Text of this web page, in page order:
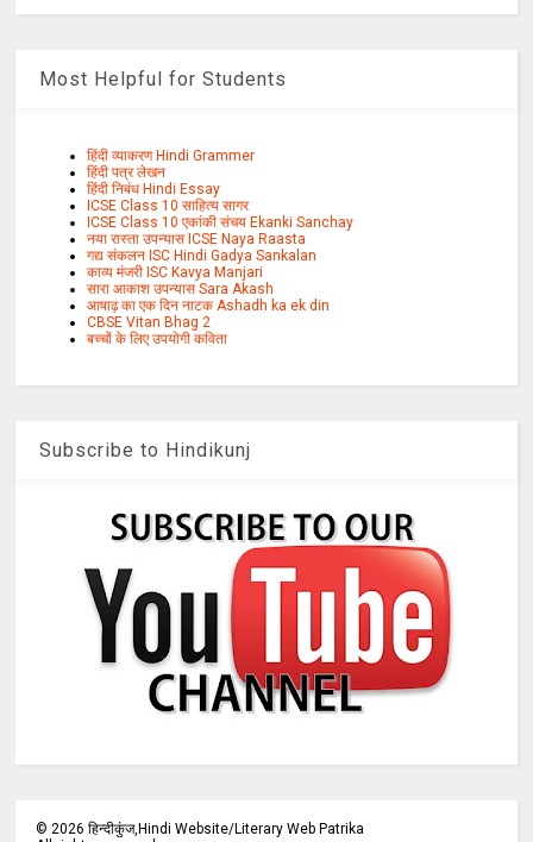
Most Helpful for Students
हिंदी व्याकरण Hindi Grammer
हिंदी पत्र लेखन
हिंदी निबंध Hindi Essay
ICSE Class 10 साहित्य सागर
ICSE Class 10 एकांकी संचय Ekanki Sanchay
नया रास्ता उपन्यास ICSE Naya Raasta
गद्य संकलन ISC Hindi Gadya Sankalan
काव्य मंजरी ISC Kavya Manjari
सारा आकाश उपन्यास Sara Akash
आषाढ़ का एक दिन नाटक Ashadh ka ek din
CBSE Vitan Bhag 2
बच्चों के लिए उपयोगी कविता
Subscribe to Hindikunj
©2026 हिन्दीकुंज,Hindi Website/Literary Web Patrika